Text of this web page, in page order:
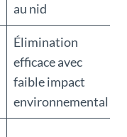
au nid
Élimination
efficace avec
faible impact
environnemental